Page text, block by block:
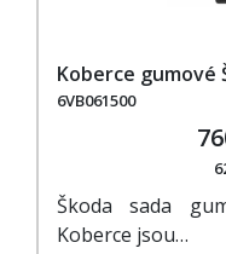
Koberce gumové
6VB061500
Škoda sada
Koberce jsou…